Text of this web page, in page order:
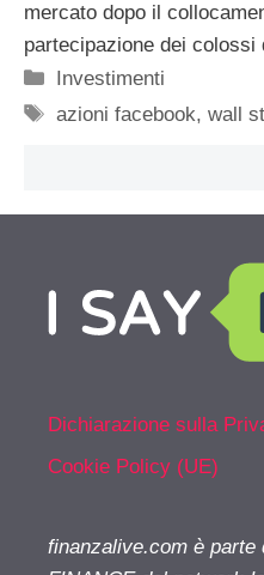
mercato dopo il
partecipazione dei colossi
Categorie
Investimenti
Tag
azioni facebook,wall
Dichiarazione sulla
Cookie Policy (UE)
finanzalive.com è parte